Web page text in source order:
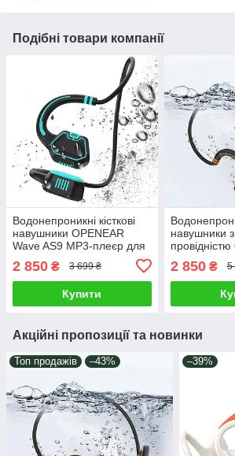
Подібні товари компанії
Водонепроникні кісткові
навушники OPENEAR
Wave AS9 MP3-плеєр для
плавання басейну спорту
Навушники блютуз з
кістковою провідністю
2 850 ₴ 3 699 ₴
Купити
навушники з
навушники
плавання
2 850₴ 5
Акційні пропозиції та новинки
Топ продажів –43% –39%